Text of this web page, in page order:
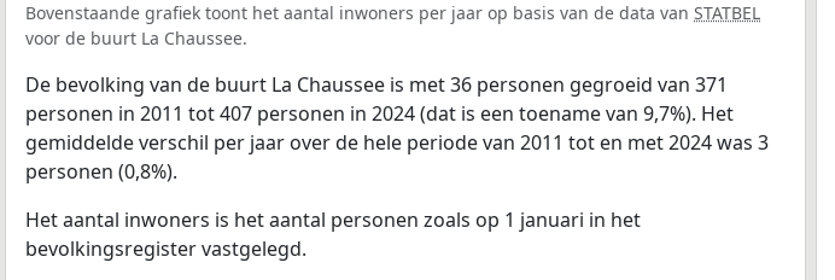
Bovenstaande grafiek toont het aantal inwoners per jaar op basis van de data van STATBEL
voor de buurt La Chaussee.
De bevolking van de buurt La Chaussee is met 36 personen gegroeid van 371
personen in 2011 tot 407 personen in 2024 (dat is een toename van 9,7%). Het
gemiddelde verschil per jaar over de hele periode van 2011 tot en met 2024 was 3
personen (0,8%).
Het aantal inwoners is het aantal personen zoals op 1 januari in het
bevolkingsregister vastgelegd.